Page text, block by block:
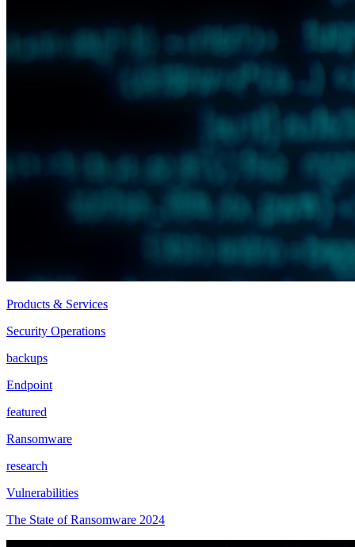
Products & Services
Security Operations
backups
Endpoint
featured
Ransomware
research
Vulnerabilities
The State of Ransomware 2024